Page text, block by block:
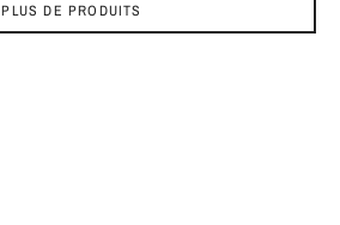
PLUS DE PRODUITS